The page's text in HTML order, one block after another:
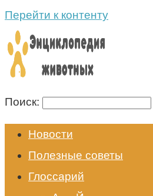
Перейти к контенту
Поиск:
Новости
Полезные советы
Глоссарий